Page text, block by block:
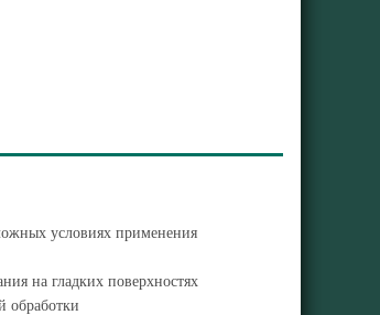
условиях применения
на гладких поверхностях
обработки